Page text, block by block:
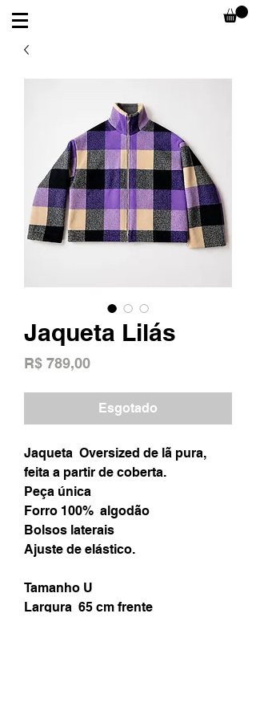
Jaqueta Lilás
R$ 789,00Preço
Esgotado
Jaqueta Oversized de lã pura,
feita a partir de coberta.
Peça única
Forro 100% algodão
Bolsos laterais
Ajuste de elástico.
Tamanho U
Largura 65 cm frente